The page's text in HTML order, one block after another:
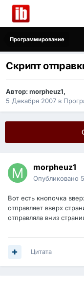
Программирование
Скрипт
Автор:morpheuz1,
5 Декабря 2007 в
morpheuz1
Опубликовано
Вот есть кнопочка
отправляет вверх
отправляла вниз
Цитата